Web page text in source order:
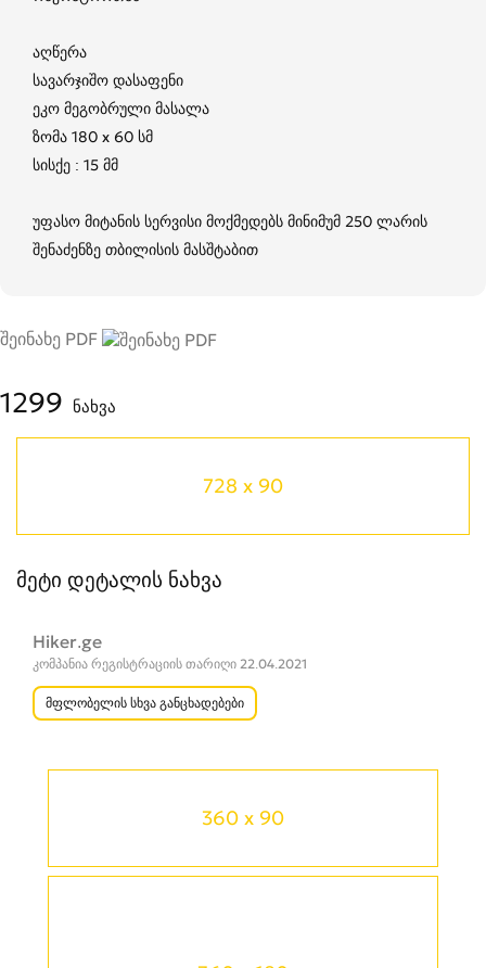
360 x 90
აღწერა
სავარჯიშო დასაფენი
ეკო მეგობრული მასალა
ზომა 180 x 60 სმ
სისქე : 15 მმ
უფასო მიტანის სერვისი მოქმედებს მინიმუმ 250 ლარის
შენაძენზე თბილისის მასშტაბით
შეინახე PDF
1299 ნახვა
728 x 90
მეტი დეტალის ნახვა
Hiker.ge
კომპანია რეგისტრაციის თარიღი 22.04.2021
მფლობელის სხვა განცხადებები